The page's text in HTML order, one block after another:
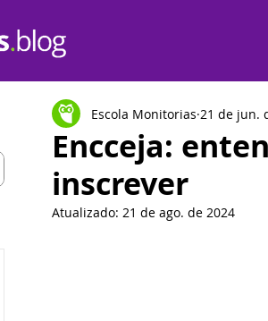
Encceja:
inscrever
Escola Monitorias 21 de jun.
Atualizado: 21 de ago. de 2024